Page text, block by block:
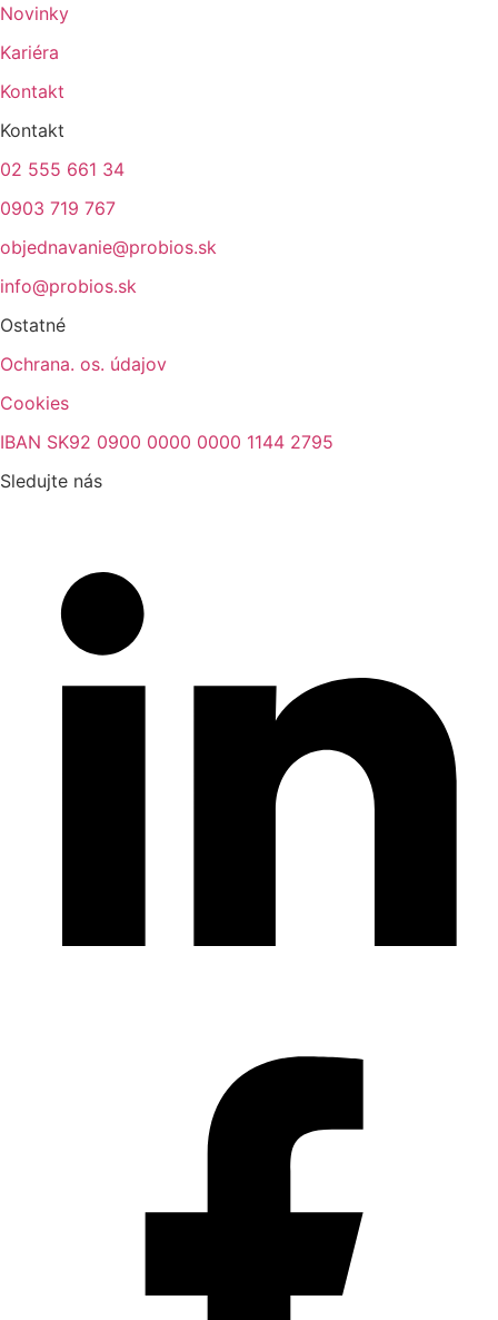
Novinky
Kariéra
Kontakt
Kontakt
02 555 661 34
0903 719 767
objednavanie@probios.sk
info@probios.sk
Ostatné
Ochrana. os. údajov
Cookies
IBAN SK92 0900 0000 0000 1144 2795
Sledujte nás